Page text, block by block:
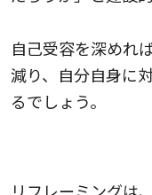
自己受容を深めれ
減り、自分自身に
るでしょう。